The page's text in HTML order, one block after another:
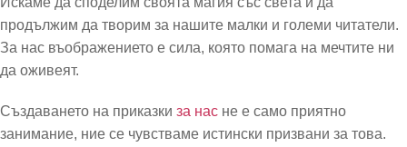
продължим да творим за нашите малки и големи читатели.
За нас въображението е сила, която помага на мечтите ни
да оживеят.
Създаването на приказки за нас не е само приятно
занимание, ние се чувстваме истински призвани за това.